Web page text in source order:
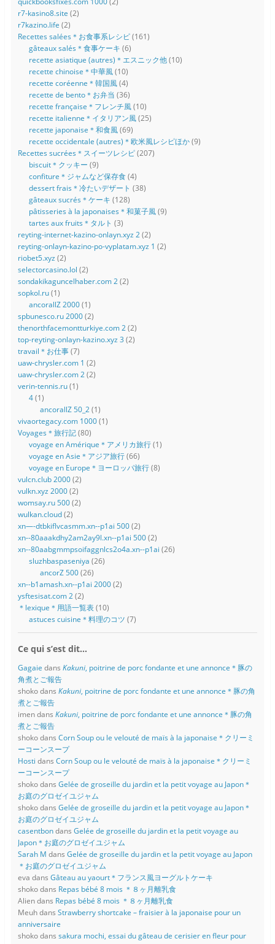
r7-kasino8.site (2)
r7kazino.life (2)
Recettes salées＊お食事系レシピ(161)
gâteaux salés＊食事ケーキ (6)
recette asiatique (autres)＊エスニック他(10)
recette chinoise＊中華風(10)
recette coréenne＊韓国風(4)
recette de bento＊お弁当 (36)
recette française＊フレンチ風(10)
recette italienne＊イタリアン風(25)
recette japonaise＊和食風(69)
recette occidentale (autres)＊欧米風レシピほか(9)
Recettes sucrées＊スイーツレシピ(207)
biscuit＊クッキー (9)
confiture＊ジャムなど保存食(4)
dessert frais＊冷たいデザート (38)
gâteaux sucrés＊ケーキ (128)
pâtisseries à la japonaises＊和菓子風(9)
tartes aux fruits＊タルト (3)
reyting-internet-kazino-onlayn.xyz 2(2)
reyting-onlayn-kazino-po-vyplatam.xyz 1 (2)
riobet5.xyz (2)
selectorcasino.lol (2)
sondakikaguncelhaber.com 2(2)
sopkol.ru(1)
ancorallZ 2000(1)
spbunesco.ru 2000(2)
thenorthfacemontturkiye.com 2(2)
top-reyting-onlayn-kazino.xyz 3 (2)
travail＊お仕事(7)
uaw-chrysler.com 1 (2)
uaw-chrysler.com 2(2)
verin-tennis.ru(1)
4(1)
ancorallZ 50_2(1)
vivaortegacy.com 1000(1)
Voyages＊旅行記(80)
voyage en Amérique＊アメリカ旅行(1)
voyage en Asie＊アジア旅行(66)
voyage en Europe＊ヨーロッパ旅行(8)
vulcn.club 2000(2)
vulkn.xyz 2000(2)
womsay.ru 500(2)
wulkan.cloud(2)
xn—-dtbkiflvcasmm.xn--p1ai 500(2)
xn--80aaakdhy2am2ay9l.xn--p1ai 500(2)
xn--80aabgmmpsoifaggnlcs2o4a.xn--p1ai (26)
sluzhbaspaseniya (26)
ancorZ 500(26)
xn--b1amash.xn--p1ai 2000(2)
ysftesisat.com 2(2)
＊lexique＊用語一覧表(10)
astuces cuisine＊料理のコツ (7)
Ce qui s’est dit…
Gagaie dans Kakuni, poitrine de porc fondante et une annonce＊豚の
角煮とご報告
shokodans Kakuni, poitrine de porc fondante et une annonce＊豚の角
煮とご報告
imendans Kakuni, poitrine de porc fondante et une annonce＊豚の角
煮とご報告
shokodans Corn Soup ou le velouté de maïs à la japonaise＊クリーミ
ーコーンスープ
Hosti dans Corn Soup ou le velouté de maïs à la japonaise＊クリーミ
ーコーンスープ
shokodans Gelée de groseille du jardin et la petit voyage au Japon＊
お庭のグロゼイユジャム
shokodans Gelée de groseille du jardin et la petit voyage au Japon＊
お庭のグロゼイユジャム
casentbondans Gelée de groseille du jardin et la petit voyage au
Japon＊お庭のグロゼイユジャム
Sarah M dans Gelée de groseille du jardin et la petit voyage au Japon
＊お庭のグロゼイユジャム
eva dans Gâteau au yaourt＊フランス風ヨーグルトケーキ
shokodans Repas bébé 8 mois ＊８ヶ月離乳食
Aliendans Repas bébé 8 mois ＊８ヶ月離乳食
Meuhdans Strawberry shortcake – fraisier à la japonaise pour un
anniversaire
shokodans sakura mochi, essai du gâteau de cerisier en fleur pour